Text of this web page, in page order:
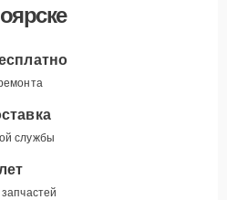
службы